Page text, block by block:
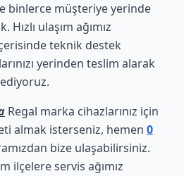
binlerce müşteriye yerinde
ulaşım ağımız
teknik destek
yerinden teslim alarak
Regal marka cihazlarınız için
almak isterseniz, hemen 0
bize ulaşabilirsiniz.
ilçelere servis ağımız